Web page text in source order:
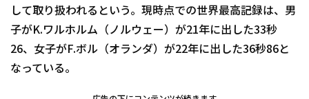
して取り扱われるという。現時点での世界最高記録は、男
子がK.ワルホルム（ノルウェー）が21年に出した33秒
26、女子がF.ボル（オランダ）が22年に出した36秒86と
なっている。